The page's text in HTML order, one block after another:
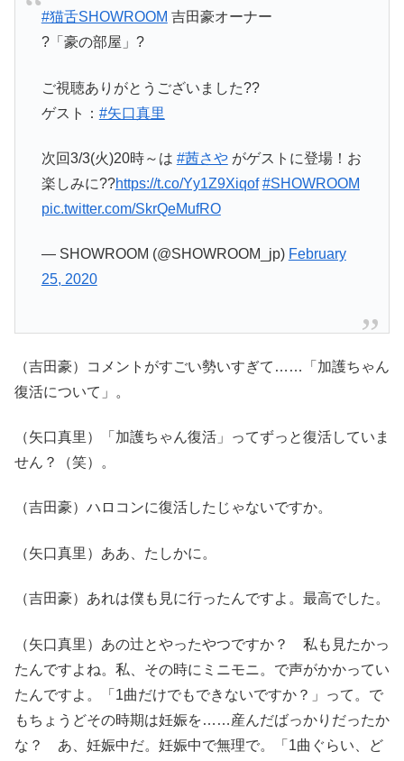
#猫舌SHOWROOM 吉田豪オーナー
?「豪の部屋」?
ご視聴ありがとうございました??
ゲスト： #矢口真里
次回3/3(火)20時～は #茜さやがゲストに登場！お
楽しみに??https://t.co/Yy1Z9Xiqof #SHOWROOM
pic.twitter.com/SkrQeMufRO
— SHOWROOM (@SHOWROOM_jp) February
25, 2020
（吉田豪）コメントがすごい勢いすぎて……「加護ちゃん
復活について」。
（矢口真里）「加護ちゃん復活」ってずっと復活していま
せん？（笑）。
（吉田豪）ハロコンに復活したじゃないですか。
（矢口真里）ああ、たしかに。
（吉田豪）あれは僕も見に行ったんですよ。最高でした。
（矢口真里）あの辻とやったやつですか？ 私も見たかっ
たんですよね。私、その時にミニモニ。で声がかかってい
たんですよ。「1曲だけでもできないですか？」って。で
もちょうどその時期は妊娠を……産んだばっかりだったか
な？ あ、妊娠中だ。妊娠中で無理で。「1曲ぐらい、ど